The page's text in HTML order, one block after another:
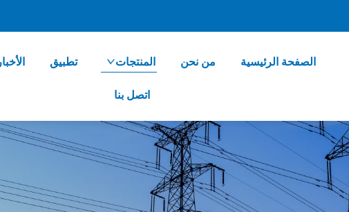
الصفحة الرئيسية من نحن المنتجات تطبيق الأخبار
اتصل بنا